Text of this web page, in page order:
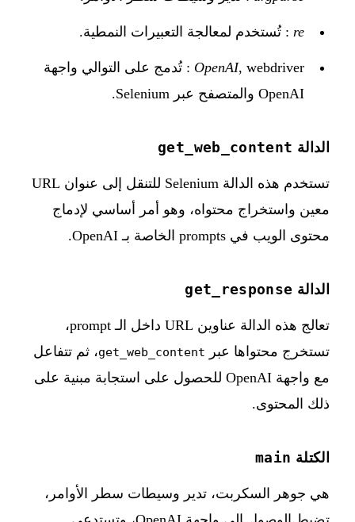
re : تُستخدم لمعالجة التعبيرات النمطية.
OpenAI , webdriver : تُدمج على التوالي واجهة
OpenAI والمتصفح عبر Selenium.
الدالة get_web_content
تستخدم هذه الدالة Selenium للتنقل إلى عنوان URL
معين واستخراج محتواه، وهو أمر أساسي لإدماج
محتوى الويب في prompts الخاصة بـ OpenAI.
الدالة get_response
تعالج هذه الدالة عناوين URL داخل الـ prompt،
تستخرج محتواها عبر
get_web_content، ثم تتفاعل
مع واجهة OpenAI للحصول على استجابة مبنية على
ذلك المحتوى.
الكتلة main
هي جوهر السكربت، تدير وسيطات سطر الأوامر،